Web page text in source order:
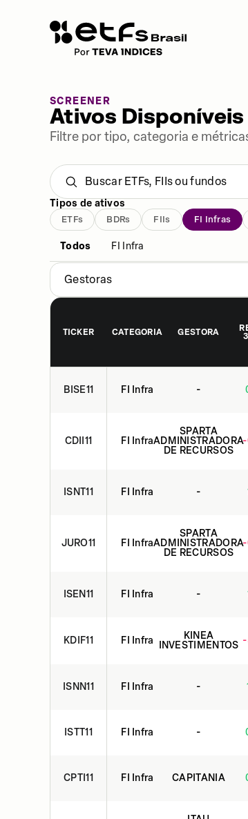
SCREENER
Ativos Disponíveis
Filtre por tipo, categoria e
Tipos de ativos
ETFs BDRs FIIs FI Infras
Todos FI Infra
Gestoras
TICKER CATEGORIA GESTORA
BISE11 FI Infra -
CDII11 FI Infra
SPARTA
ADMINISTRADORA
DE RECURSOS
ISNT11 FI Infra -
JURO11 FI Infra
SPARTA
ADMINISTRADORA
DE RECURSOS
ISEN11 FI Infra -
KDIF11 FI Infra
KINEA
INVESTIMENTOS
ISNN11 FI Infra -
ISTT11 FI Infra -
CPTI11 FI Infra CAPITANIA